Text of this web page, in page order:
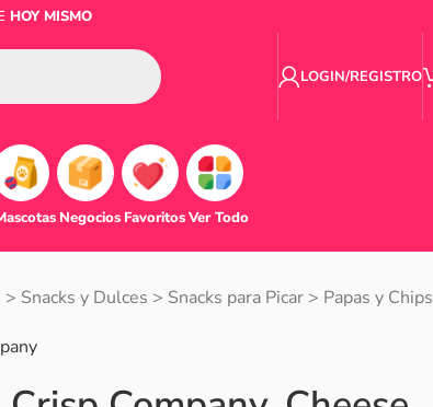
HOY MISMO
LOGIN/REGISTRO
Negocios FavoritosVer Todo
> Snacks y Dulces > Snacks para Picar> Papas y Chips